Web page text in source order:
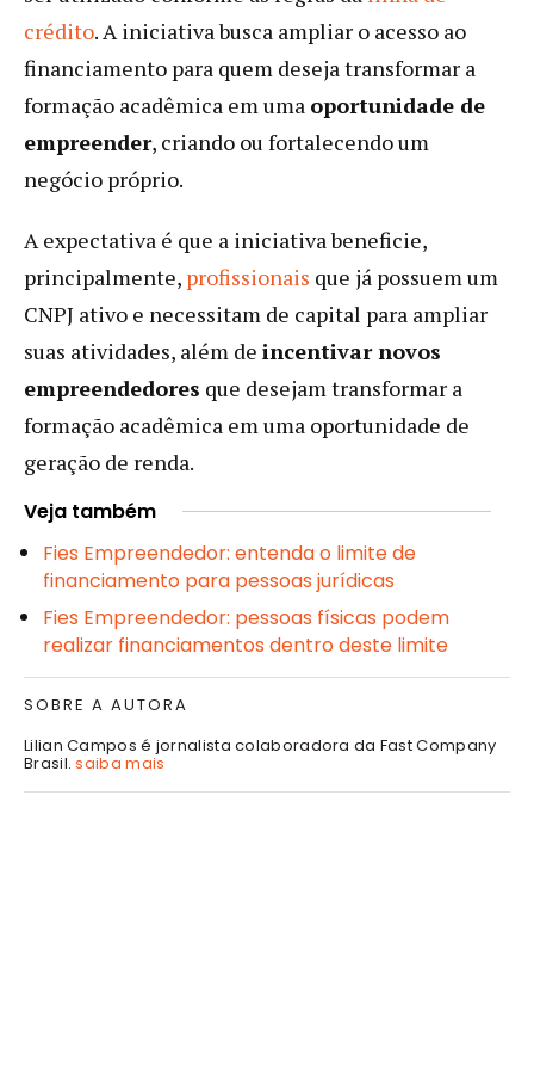
crédito. A iniciativa busca ampliar o acesso ao
financiamento para quem deseja transformar a
formação acadêmica em uma oportunidade de
empreender, criando ou fortalecendo um
negócio próprio.
A expectativa é que a iniciativa beneficie,
principalmente, profissionais que já possuem um
CNPJ ativo e necessitam de capital para ampliar
suas atividades, além de incentivar novos
empreendedores que desejam transformar a
formação acadêmica em uma oportunidade de
geração de renda.
Veja também
Fies Empreendedor: entenda o limite de
financiamento para pessoas jurídicas
Fies Empreendedor: pessoas físicas podem
realizar financiamentos dentro deste limite
SOBRE A AUTORA
Lilian Campos é jornalista colaboradora da Fast Company
Brasil.saiba mais